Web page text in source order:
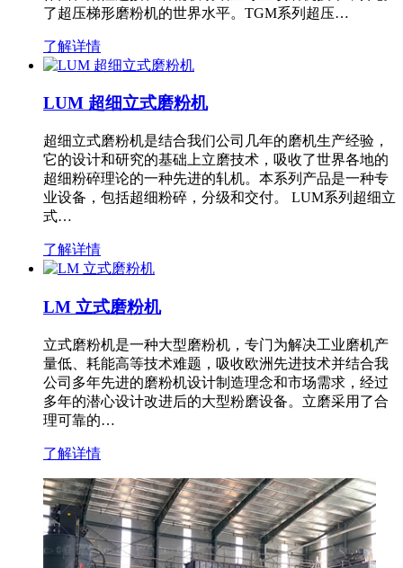
了超压梯形磨粉机的世界水平。TGM系列超压…
了解详情
LUM 超细立式磨粉机
超细立式磨粉机是结合我们公司几年的磨机生产经验，
它的设计和研究的基础上立磨技术，吸收了世界各地的
超细粉碎理论的一种先进的轧机。本系列产品是一种专
业设备，包括超细粉碎，分级和交付。 LUM系列超细立
式…
了解详情
LM 立式磨粉机
立式磨粉机是一种大型磨粉机，专门为解决工业磨机产
量低、耗能高等技术难题，吸收欧洲先进技术并结合我
公司多年先进的磨粉机设计制造理念和市场需求，经过
多年的潜心设计改进后的大型粉磨设备。立磨采用了合
理可靠的…
了解详情